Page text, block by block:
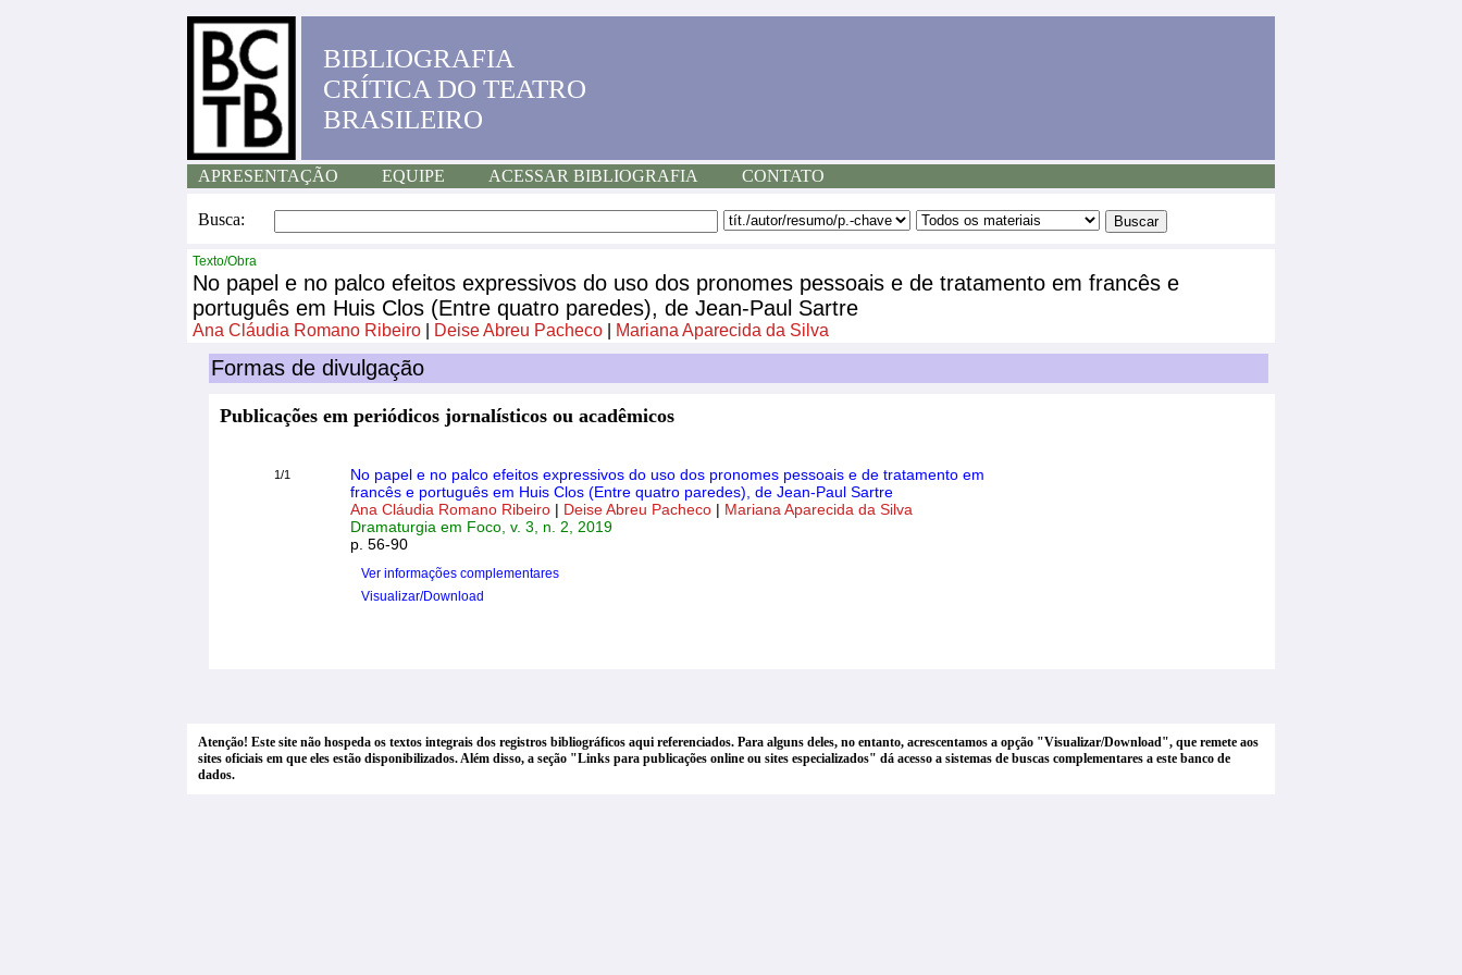
BIBLIOGRAFIA
CRÍTICA DO TEATRO
BRASILEIRO
APRESENTAÇÃO EQUIPE ACESSAR BIBLIOGRAFIA CONTATO
Busca:
Texto/Obra
No papel e no palco efeitos expressivos do uso dos pronomes pessoais e de tratamento em francês e
português em Huis Clos (Entre quatro paredes), de Jean-Paul Sartre
Ana Cláudia Romano Ribeiro Deise Abreu Pacheco Mariana Aparecida da Silva
Formas de divulgação
Publicações em periódicos jornalísticos ou acadêmicos
1/1
No papel e no palco efeitos expressivos do uso dos pronomes pessoais e de tratamento em
francês e português em Huis Clos (Entre quatro paredes), de Jean-Paul Sartre
Ana Cláudia Romano Ribeiro | Deise Abreu Pacheco | Mariana Aparecida da Silva
Dramaturgia em Foco, v. 3, n. 2, 2019
p. 56-90
Ver informações complementares
Visualizar/Download
Atenção! Este site não hospeda os textos integrais dos registros bibliográficos aqui referenciados. Para alguns deles, no entanto, acrescentamos a opção "Visualizar/Download", que remete aos
sites oficiais em que eles estão disponibilizados. Além disso, a seção "Links para publicações online ou sites especializados" dá acesso a sistemas de buscas complementares a este banco de
dados.